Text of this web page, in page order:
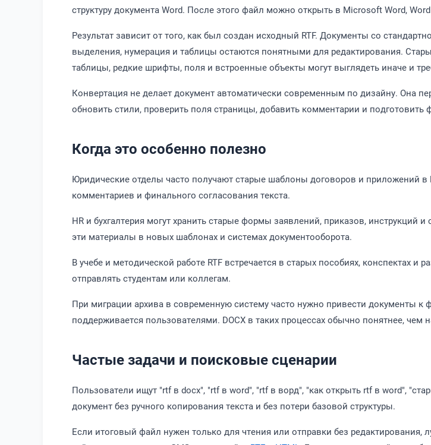
структуру документа Word. После этого файл можно открыть в Microsoft Word,
Результат зависит от того, как был создан исходный RTF. Документы со
выделения, нумерация и таблицы остаются понятными для редактирования.
таблицы, редкие шрифты, поля и встроенные объекты могут выглядеть иначе и
Конвертация не делает документ автоматически современным по дизайну. Она
обновить стили, проверить поля страницы, добавить комментарии и подготовить
Когда это особенно полезно
Юридические отделы часто получают старые шаблоны договоров и приложений в
комментариев и финального согласования текста.
HR и бухгалтерия могут хранить старые формы заявлений, приказов, инструкций
эти материалы в новых шаблонах и системах документооборота.
В учебе и методической работе RTF встречается в старых пособиях, конспектах и
отправлять студентам или коллегам.
При миграции архива в современную систему часто нужно привести документы к
поддерживается пользователями. DOCX в таких процессах обычно понятнее, чем
Частые задачи и поисковые сценарии
Пользователи ищут "rtf в docx", "rtf в word", "rtf в ворд", "как открыть rtf в word",
документ без ручного копирования текста и без потери базовой структуры.
Если итоговый файл нужен только для чтения или отправки без редактирования,